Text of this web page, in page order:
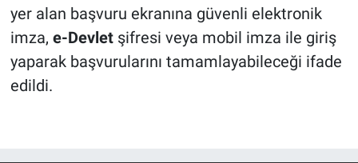
yer alan başvuru ekranına güvenli elektronik
imza, e-Devletşifresi veya mobil imza ile giriş
yaparak başvurularını tamamlayabileceği ifade
edildi.